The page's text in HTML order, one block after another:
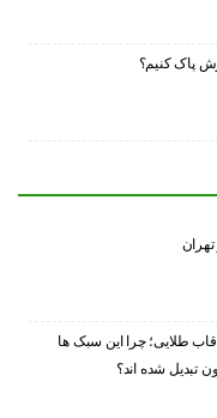
پاک کنیم؟
قاب طلایی؛ چرا این سبک ها
تبدیل شده اند؟